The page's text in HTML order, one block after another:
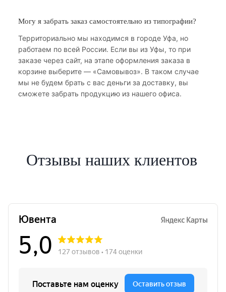
Могу я забрать заказ самостоятельно из типографии?
Территориально мы находимся в городе Уфа, но
работаем по всей России. Если вы из Уфы, то при
заказе через сайт, на этапе оформления заказа в
корзине выберите — «Самовывоз». В таком случае
мы не будем брать с вас деньги за доставку, вы
сможете забрать продукцию из нашего офиса.
Отзывы наших клиентов